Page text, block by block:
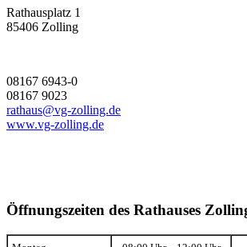
Rathausplatz 1
85406 Zolling
08167 6943-0
08167 9023
rathaus@vg-zolling.de
www.vg-zolling.de
Öffnungszeiten des Rathauses